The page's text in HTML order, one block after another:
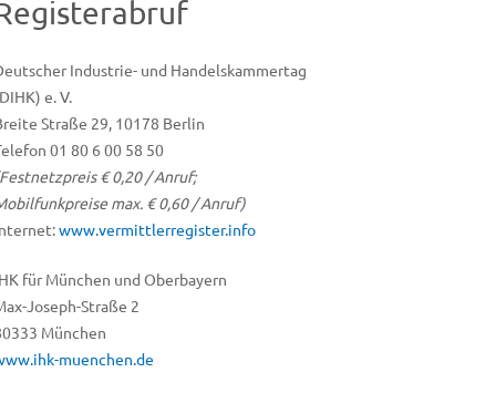
Industrie- und Handelskammertag
e. V.
Straße 29, 10178 Berlin
01 80 6 00 58 50
€ 0,20 / Anruf;
max. € 0,60 / Anruf)
www.vermittlerregister.info
für München und Oberbayern
Joseph-Straße 2
München
muenchen.de